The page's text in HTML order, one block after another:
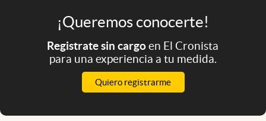
¡Queremos conocerte!
Registrate sin cargoen El Cronista
para una experiencia a tu medida.
Quiero registrarme